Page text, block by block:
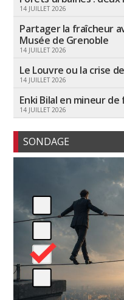
14 JUILLET 2026
Partager la fraîcheur
Musée de Grenoble
14 JUILLET 2026
Le Louvre ou la crise
14 JUILLET 2026
Enki Bilal en mineur de
14 JUILLET 2026
SONDAGE